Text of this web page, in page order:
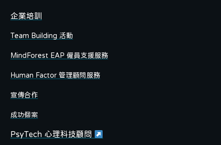
企業培訓
Team Building 活動
MindForest EAP 僱員支援服務
Human Factor 管理顧問服務
宣傳合作
成功個案
PsyTech 心理科技顧問